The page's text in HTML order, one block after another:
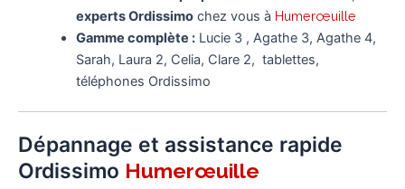
experts Ordissimochez vous à Humerœuille
Gamme complète :Lucie 3 , Agathe 3, Agathe 4,
Sarah, Laura 2, Celia, Clare 2, tablettes,
téléphones Ordissimo
Dépannage et assistance rapide
Ordissimo Humerœuille